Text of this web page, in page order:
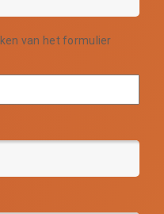
van het formulier